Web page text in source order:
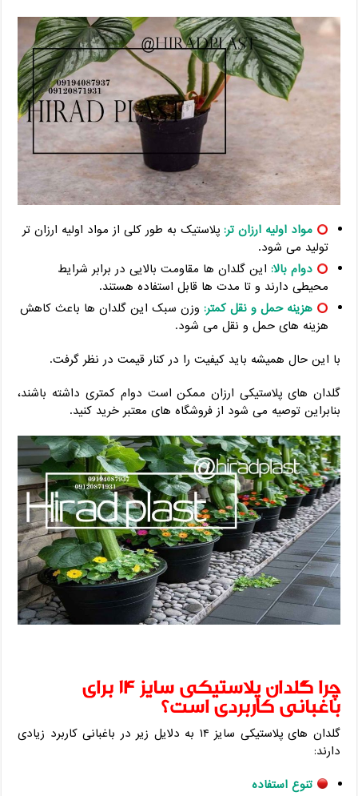
مواد اولیه ارزان تر:پلاستیک به طور کلی از مواد اولیه ارزان تر
تولید می شود.
دوام بالا: این گلدان ها مقاومت بالایی در برابر شرایط
محیطی دارند و تا مدت ها قابل استفاده هستند.
هزینه حمل و نقل کمتر: وزن سبک این گلدان ها باعث کاهش
هزینه های حمل و نقل می شود.
با این حال همیشه باید کیفیت را در کنار قیمت در نظر گرفت.
گلدان های پلاستیکی ارزان ممکن است دوام کمتری داشته باشند،
بنابراین توصیه می شود از فروشگاه های معتبر خرید کنید.
چرا گلدان پلاستیکی سایز ۱۴ برای
باغبانی کاربردی است؟
گلدان های پلاستیکی سایز ۱۴ به دلایل زیر در باغبانی کاربرد زیادی
دارند:
تنوع استفاده